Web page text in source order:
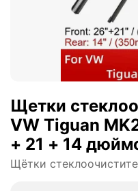
Щетки
VW Tiguan
+ 21 + 14
для резака,
Щётки